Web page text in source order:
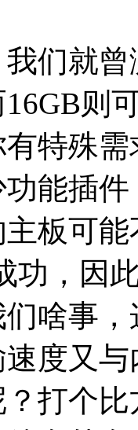
就曾
则
特殊
能插
板可
功，因
啥事
度又
打个